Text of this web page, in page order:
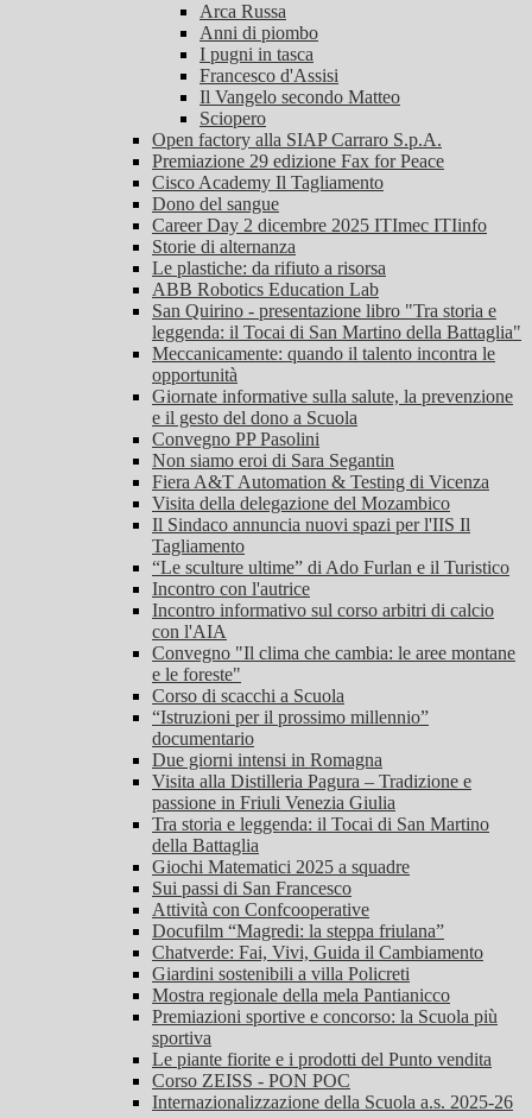
Arca Russa
Anni di piombo
I pugni in tasca
Francesco d'Assisi
Il Vangelo secondo Matteo
Sciopero
Open factory alla SIAP Carraro S.p.A.
Premiazione 29 edizione Fax for Peace
Cisco Academy Il Tagliamento
Dono del sangue
Career Day 2 dicembre 2025 ITImec ITIinfo
Storie di alternanza
Le plastiche: da rifiuto a risorsa
ABB Robotics Education Lab
San Quirino - presentazione libro "Tra storia e
leggenda: il Tocai di San Martino della Battaglia"
Meccanicamente: quando il talento incontra le
opportunità
Giornate informative sulla salute, la prevenzione
e il gesto del dono a Scuola
Convegno PP Pasolini
Non siamo eroi di Sara Segantin
Fiera A&T Automation & Testing di Vicenza
Visita della delegazione del Mozambico
Il Sindaco annuncia nuovi spazi per l'IIS Il
Tagliamento
“Le sculture ultime” di Ado Furlan e il Turistico
Incontro con l'autrice
Incontro informativo sul corso arbitri di calcio
con l'AIA
Convegno "Il clima che cambia: le aree montane
e le foreste"
Corso di scacchi a Scuola
“Istruzioni per il prossimo millennio”
documentario
Due giorni intensi in Romagna
Visita alla Distilleria Pagura – Tradizione e
passione in Friuli Venezia Giulia
Tra storia e leggenda: il Tocai di San Martino
della Battaglia
Giochi Matematici 2025 a squadre
Sui passi di San Francesco
Attività con Confcooperative
Docufilm “Magredi: la steppa friulana”
Chatverde: Fai, Vivi, Guida il Cambiamento
Giardini sostenibili a villa Policreti
Mostra regionale della mela Pantianicco
Premiazioni sportive e concorso: la Scuola più
sportiva
Le piante fiorite e i prodotti del Punto vendita
Corso ZEISS - PON POC
Internazionalizzazione della Scuola a.s. 2025-26